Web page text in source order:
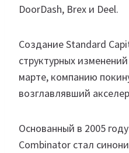
DoorDash, Brex и Deel.
Создание Standard
структурных
марте, компанию
возглавлявший
Основанный в 2005
Combinator стал